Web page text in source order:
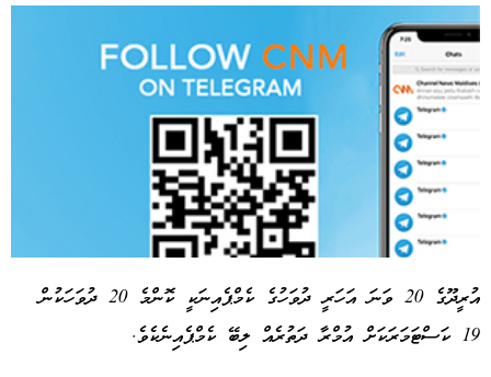
އުރީދޫގެ 20 ވަނަ އަހަރީ ދުވަހުގެ ކެމްޕެއިނަކީ ކޮންމެ 20 ދުވަހަކުން
19 ކަސްޓަމަރަކަށް އުމްރާ ދަތުރެއް ލިބޭ ކެމްޕެއިނެކެވެ.